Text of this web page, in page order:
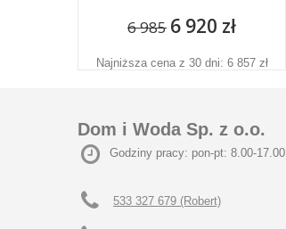
6 985 6 920 zł
Najniższa cena z 30 dni: 6 857 zł
Dom i Woda Sp. z o.o.
Godziny pracy: pon-pt: 8.00-17.00
533 327 679 (Robert)